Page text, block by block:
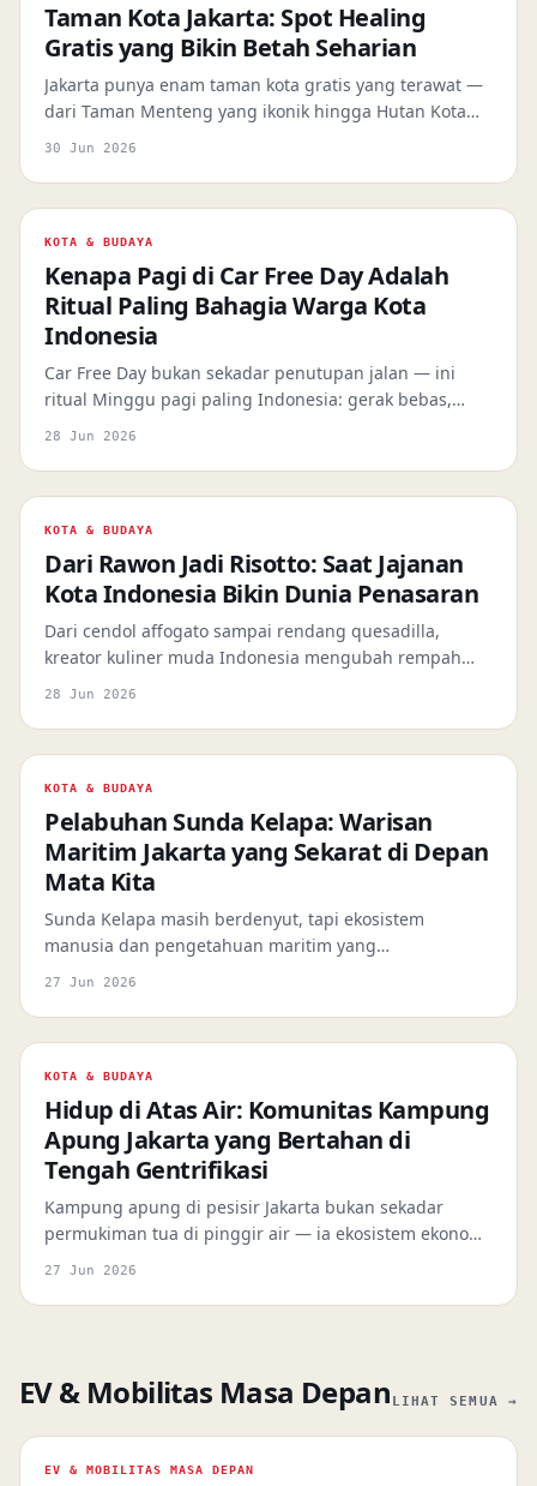
Taman Kota Jakarta: Spot Healing
Gratis yang Bikin Betah Seharian
Jakarta punya enam taman kota gratis yang terawat —
dari Taman Menteng yang ikonik hingga Hutan Kota
Srengseng yang terasa seperti hutan mini. Ini
kota.
30 Jun 2026
KOTA & BUDAYA
Kenapa Pagi di Car Free Day Adalah
Ritual Paling Bahagia Warga Kota
Indonesia
Car Free Day bukan sekadar penutupan jalan — ini
ritual Minggu pagi paling Indonesia: gerak bebas,
jajan murah meriah, dan kebersamaan yang tidak
28 Jun 2026
KOTA & BUDAYA
Dari Rawon Jadi Risotto: Saat Jajanan
Kota Indonesia Bikin Dunia Penasaran
Dari cendol affogato sampai rendang quesadilla,
kreator kuliner muda Indonesia mengubah rempah
lokal jadi konten global — tanpa mengorbankan
28 Jun 2026
KOTA & BUDAYA
Pelabuhan Sunda Kelapa: Warisan
Maritim Jakarta yang Sekarat di Depan
Mata Kita
Sunda Kelapa masih berdenyut, tapi ekosistem
manusia dan pengetahuan maritim yang
menghidupkannya selama berabad-abad sedang
pengumuman resmi.
27 Jun 2026
KOTA & BUDAYA
Hidup di Atas Air: Komunitas Kampung
Apung Jakarta yang Bertahan di
Tengah Gentrifikasi
Kampung apung di pesisir Jakarta bukan sekadar
permukiman tua di pinggir air — ia ekosistem ekonomi
dan budaya yang sedang dijepit reklamasi, normalisasi
27 Jun 2026
EV & Mobilitas Masa Depan LIHAT SEMUA →
EV & MOBILITAS MASA DEPAN